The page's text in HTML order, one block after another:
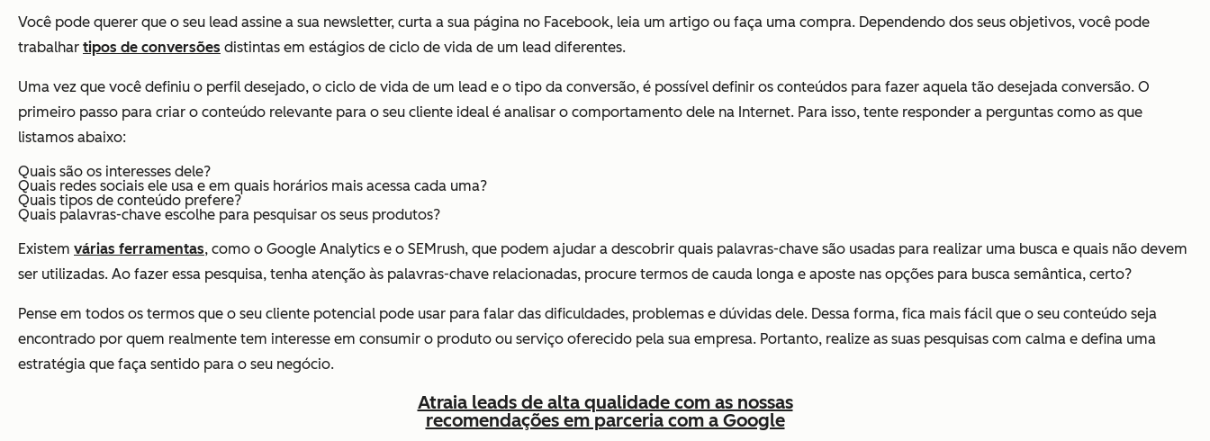
Você pode querer que o seu lead assine a sua newsletter, curta a sua página no Facebook, leia um artigo ou faça uma compra. Dependendo dos seus objetivos, você pode
trabalhar tipos de conversões distintas em estágios de ciclo de vida de um lead diferentes.
Uma vez que você definiu o perfil desejado, o ciclo de vida de um lead e o tipo da conversão, é possível definir os conteúdos para fazer aquela tão desejada conversão. O
primeiro passo para criar o conteúdo relevante para o seu cliente ideal é analisar o comportamento dele na Internet. Para isso, tente responder a perguntas como as que
listamos abaixo:
Quais são os interesses dele?
Quais redes sociais ele usa e em quais horários mais acessa cada uma?
Quais tipos de conteúdo prefere?
Quais palavras-chave escolhe para pesquisar os seus produtos?
Existem várias ferramentas, como o Google Analytics e o SEMrush, que podem ajudar a descobrir quais palavras-chave são usadas para realizar uma busca e quais não devem
ser utilizadas. Ao fazer essa pesquisa, tenha atenção às palavras-chave relacionadas, procure termos de cauda longa e aposte nas opções para busca semântica, certo?
Pense em todos os termos que o seu cliente potencial pode usar para falar das dificuldades, problemas e dúvidas dele. Dessa forma, fica mais fácil que o seu conteúdo seja
encontrado por quem realmente tem interesse em consumir o produto ou serviço oferecido pela sua empresa. Portanto, realize as suas pesquisas com calma e defina uma
estratégia que faça sentido para o seu negócio.
Atraia leads de alta qualidade com as nossas
recomendações em parceria com a Google